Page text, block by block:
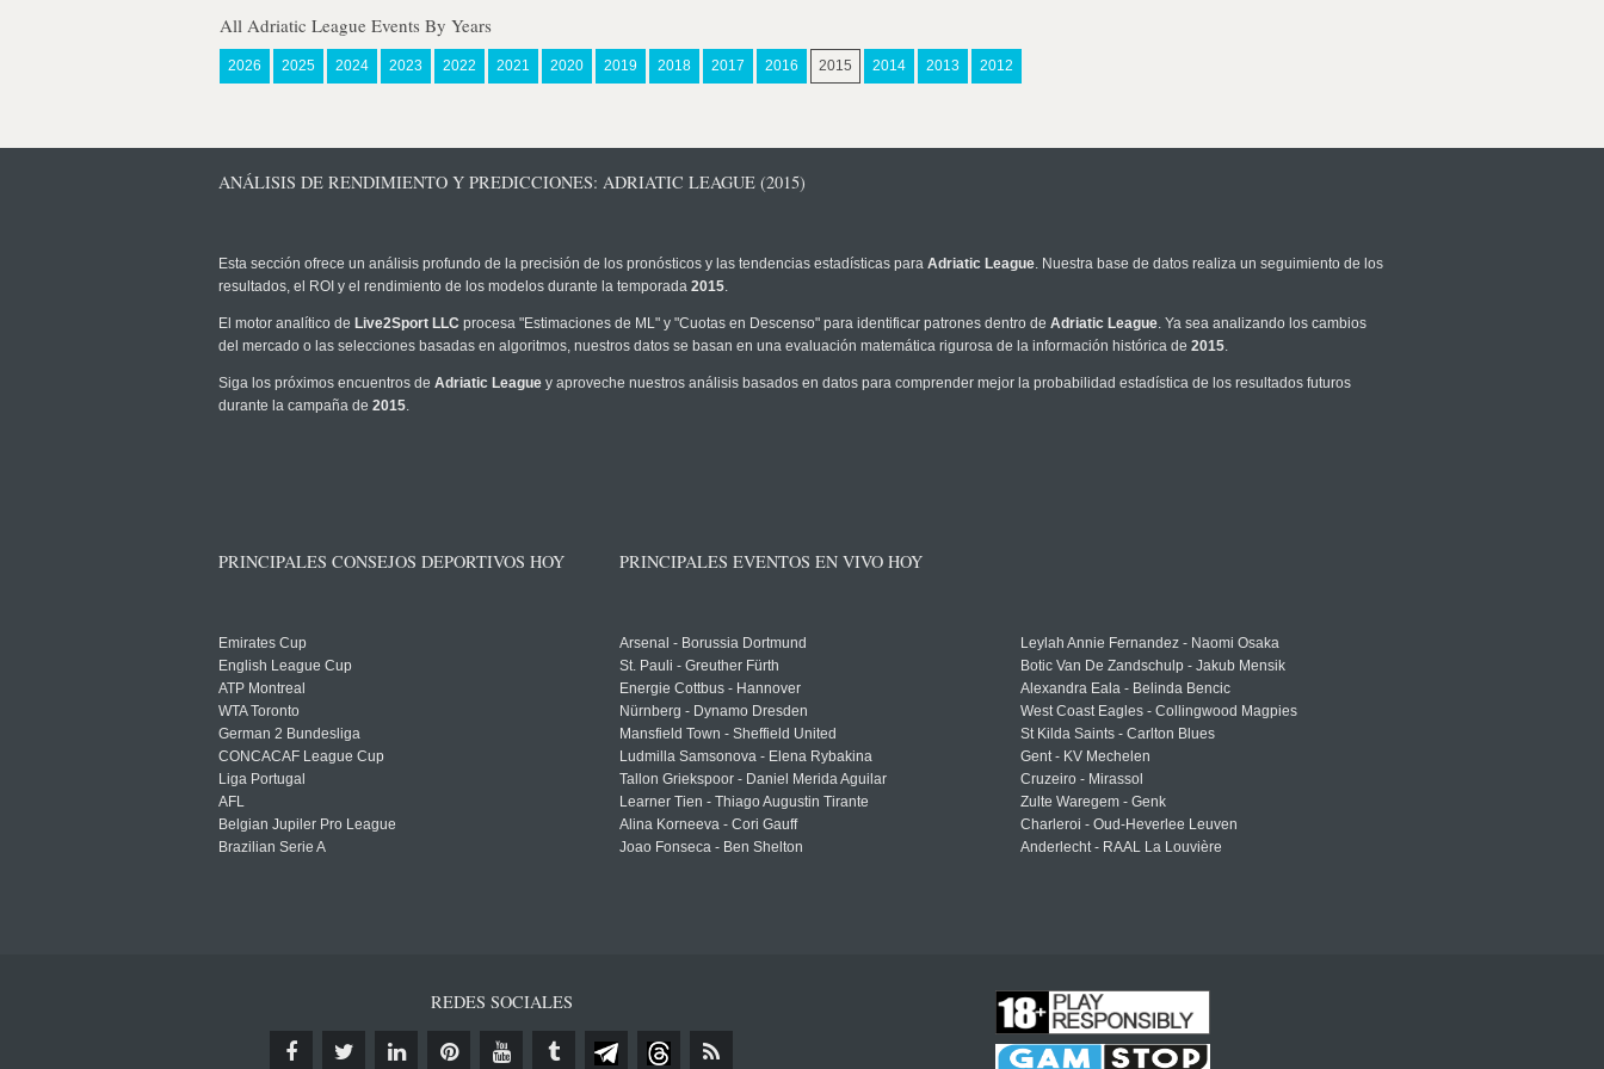
All Adriatic League Events By Years
2026 2025 2024 2023 2022 2021 2020 2019 2018 2017 2016 2015 2014 2013 2012
ANÁLISIS DE RENDIMIENTO Y PREDICCIONES: ADRIATIC LEAGUE (2015)
Esta sección ofrece un análisis profundo de la precisión de los pronósticos y las tendencias estadísticas para Adriatic League. Nuestra base de datos realiza un seguimiento de los
resultados, el ROI y el rendimiento de los modelos durante la temporada 2015.
El motor analítico de Live2Sport LLC procesa "Estimaciones de ML" y "Cuotas en Descenso" para identificar patrones dentro de Adriatic League. Ya sea analizando los cambios
del mercado o las selecciones basadas en algoritmos, nuestros datos se basan en una evaluación matemática rigurosa de la información histórica de 2015.
Siga los próximos encuentros de Adriatic League y aproveche nuestros análisis basados en datos para comprender mejor la probabilidad estadística de los resultados futuros
durante la campaña de 2015.
PRINCIPALES CONSEJOS DEPORTIVOS HOY
Emirates Cup
English League Cup
ATP Montreal
WTA Toronto
German 2 Bundesliga
CONCACAF League Cup
Liga Portugal
AFL
Belgian Jupiler Pro League
Brazilian Serie A
PRINCIPALES EVENTOS EN VIVO HOY
Arsenal - Borussia Dortmund
St. Pauli - Greuther Fürth
Energie Cottbus - Hannover
Nürnberg - Dynamo Dresden
Mansfield Town - Sheffield United
Ludmilla Samsonova - Elena Rybakina
Tallon Griekspoor - Daniel Merida Aguilar
Learner Tien - Thiago Augustin Tirante
Alina Korneeva - Cori Gauff
Joao Fonseca - Ben Shelton
Leylah Annie Fernandez - Naomi Osaka
Botic Van De Zandschulp - Jakub Mensik
Alexandra Eala - Belinda Bencic
West Coast Eagles - Collingwood Magpies
St Kilda Saints - Carlton Blues
Gent - KV Mechelen
Cruzeiro - Mirassol
Zulte Waregem - Genk
Charleroi - Oud-Heverlee Leuven
Anderlecht - RAAL La Louvière
REDES SOCIALES